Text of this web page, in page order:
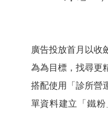
廣告投放首月以收
為為目標，找尋更
搭配使用「診所營
單資料建立「鐵